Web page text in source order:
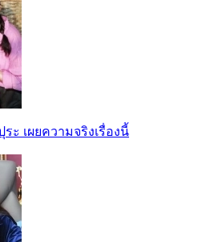
ะ เผยความจริงเรื่องนี้